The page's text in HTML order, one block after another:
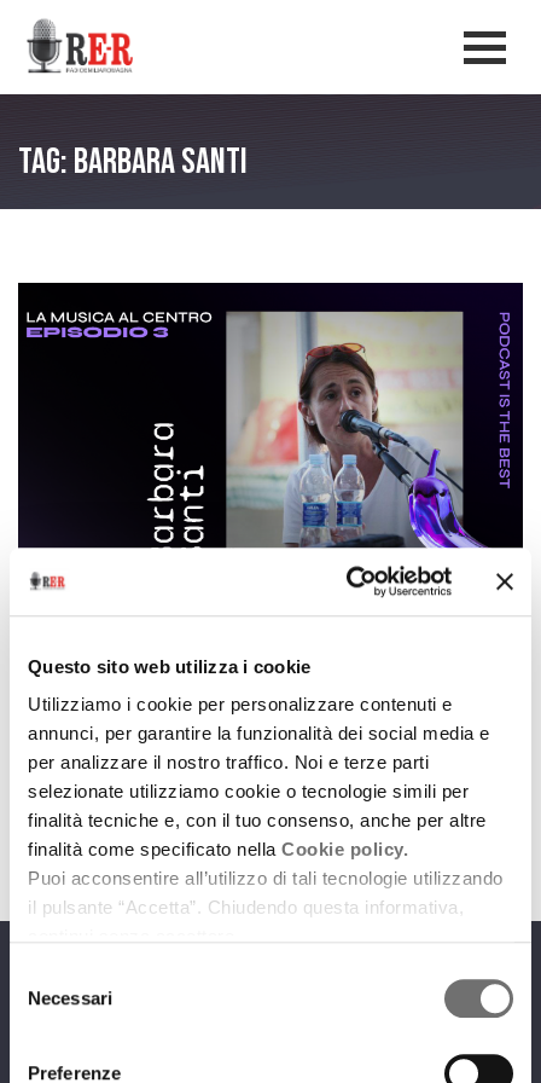
Questo sito web utilizza i cookie
Utilizziamo i cookie per personalizzare contenuti e
annunci, per garantire la funzionalità dei social media e
per analizzare il nostro traffico. Noi e terze parti
selezionate utilizziamo cookie o tecnologie simili per
finalità tecniche e, con il tuo consenso, anche per altre
finalità come specificato nella Cookie policy.
Puoi acconsentire all’utilizzo di tali tecnologie utilizzando
il pulsante “Accetta”. Chiudendo questa informativa,
delNecessari
Preferenze
Salta al contenuto principale
Tag: barbara santi
Podcast is the best
CENTRO"
25 gennaio 2023
Barbara Santi, l'elzevirista
Ascolta downloadPodcast